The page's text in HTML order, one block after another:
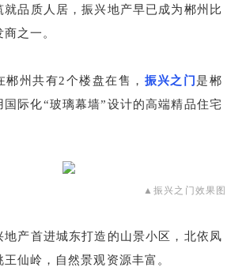
就品质人居，振兴地产早已成为郴州比
之一。
郴州共有2个楼盘在售， 振兴之门 是郴
国际化“玻璃幕墙”设计的高端精品住宅
▲振兴之门效果图
地产首进城东打造的山景小区，北依凤
仙岭，自然景观资源丰富。